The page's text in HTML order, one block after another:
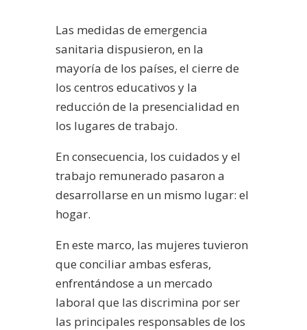
Las medidas de emergencia
sanitaria dispusieron, en la
mayoría de los países, el cierre de
los centros educativos y la
reducción de la presencialidad en
los lugares de trabajo.
En consecuencia, los cuidados y el
trabajo remunerado pasaron a
desarrollarse en un mismo lugar: el
hogar.
En este marco, las mujeres tuvieron
que conciliar ambas esferas,
enfrentándose a un mercado
laboral que las discrimina por ser
las principales responsables de los